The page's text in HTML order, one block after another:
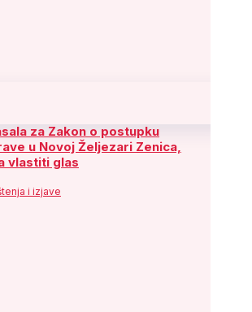
za Zakon o postupku
u Novoj Željezari Zenica,
vlastiti glas
i izjave